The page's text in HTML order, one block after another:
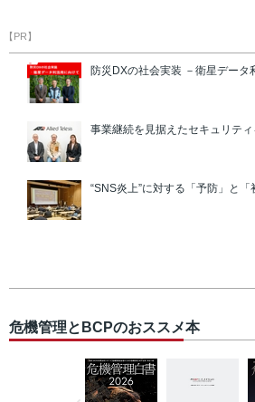
【PR】
防災DXの社会実装 －衛星データ
事業継続を見据えたセキュリテ
“SNS炎上”に対する「予防」と
危機管理とBCPのおススメ本